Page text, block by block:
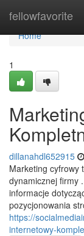
fellowfavorite
Home
Home
1
dillanahdl652915
Marketing cyfrowy
dynamicznej firmy
informacje
pozycjonowania
https://
internetowy-